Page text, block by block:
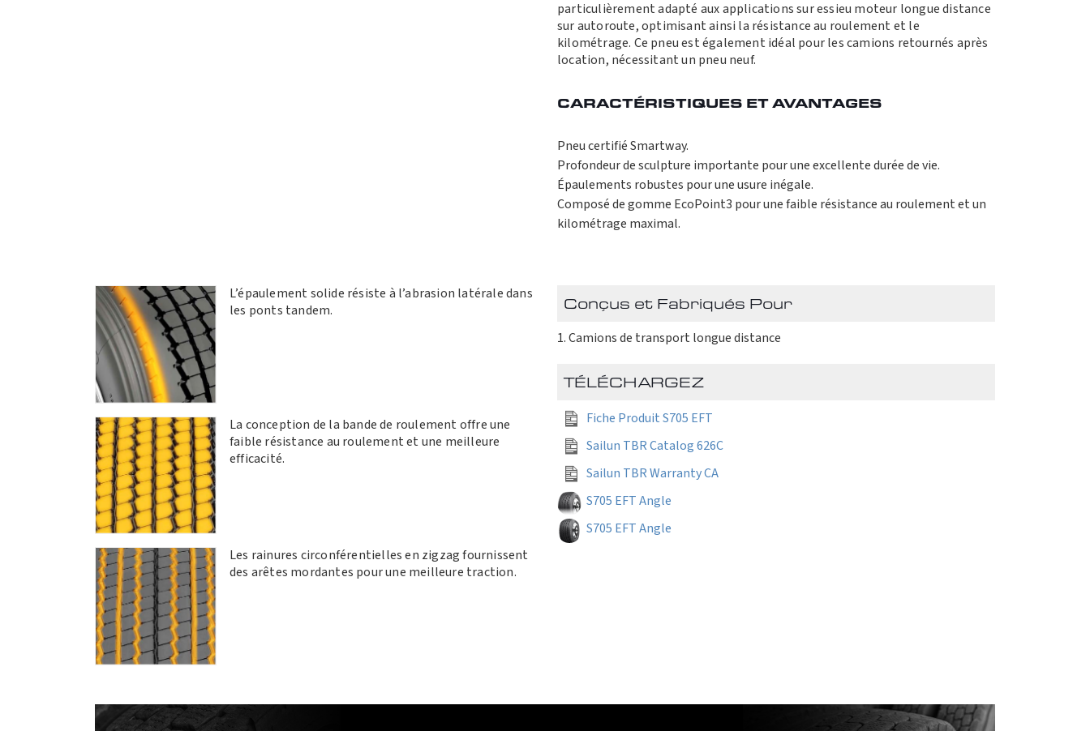
particulièrement adapté aux applications sur essieu moteur longue distance
sur autoroute, optimisant ainsi la résistance au roulement et le
kilométrage. Ce pneu est également idéal pour les camions retournés après
location, nécessitant un pneu neuf.
CARACTÉRISTIQUES ET AVANTAGES
Pneu certifié Smartway.
Profondeur de sculpture importante pour une excellente durée de vie.
Épaulements robustes pour une usure inégale.
Composé de gomme EcoPoint3 pour une faible résistance au roulement et un
kilométrage maximal.
L’épaulement solide résiste à l’abrasion latérale dans
les ponts tandem.
La conception de la bande de roulement offre une
faible résistance au roulement et une meilleure
efficacité.
Les rainures circonférentielles en zigzag fournissent
des arêtes mordantes pour une meilleure traction.
Conçus et Fabriqués Pour
Camions de transport longue distance
TÉLÉCHARGEZ
Fiche Produit S705 EFT
Sailun TBR Catalog 626C
Sailun TBR Warranty CA
S705 EFT Angle
S705 EFT Angle